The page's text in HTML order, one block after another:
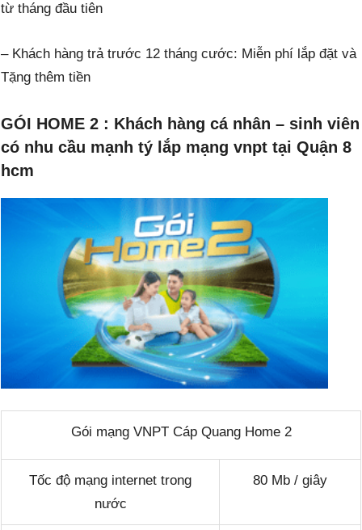
từ tháng đầu tiên
– Khách hàng trả trước 12 tháng cước: Miễn phí lắp đặt và
Tặng thêm tiền
GÓI HOME 2 : Khách hàng cá nhân – sinh viên
có nhu cầu mạnh tý lắp mạng vnpt tại Quận 8
hcm
Gói mạng VNPT Cáp Quang Home 2
Tốc độ mạng internet trong
nước
80 Mb / giây